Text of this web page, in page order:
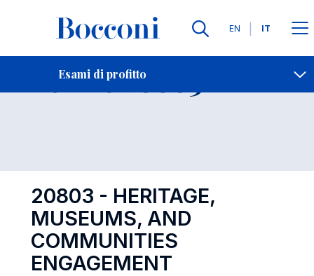
Lingue
EN IT
Esami di profitto
Contatti
Esame 20803 Open
20803 - HERITAGE,
MUSEUMS, AND
COMMUNITIES
ENGAGEMENT